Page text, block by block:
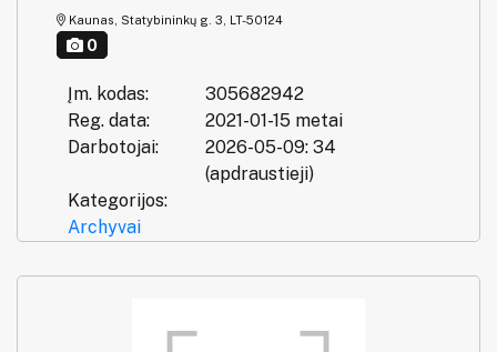
Kaunas, Statybininkų g. 3, LT-50124
0
Įm. kodas:
305682942
Reg. data:
2021-01-15 metai
Darbotojai:
2026-05-09: 34
(apdraustieji)
Kategorijos:
Archyvai